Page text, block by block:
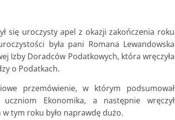
się uroczysty apel z okazji zakończenia roku
była pani Romana Lewandowska
Izby Doradców Podatkowych, która wręczyła
o Podatkach.
przemówienie, w którym podsumował
Ekonomika, a następnie wręczył
tym roku było naprawdę dużo.